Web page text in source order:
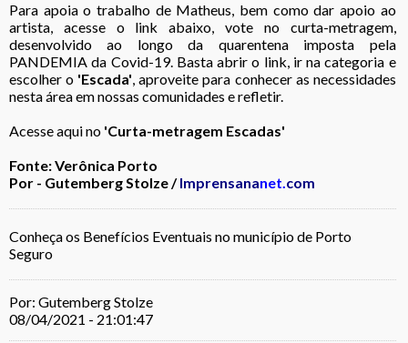
Para apoia o trabalho de Matheus, bem como dar apoio ao
artista, acesse o link abaixo, vote no curta-metragem,
desenvolvido ao longo da quarentena imposta pela
PANDEMIA da Covid-19. Basta abrir o link, ir na categoria e
escolher o 'Escada', aproveite para conhecer as necessidades
nesta área em nossas comunidades e refletir.
Acesse aqui no 'Curta-metragem Escadas'
Fonte: Verônica Porto
Por - Gutemberg Stolze /Imprensananet.com
Conheça os Benefícios Eventuais no município de Porto
Seguro
Por: Gutemberg Stolze
08/04/2021 - 21:01:47